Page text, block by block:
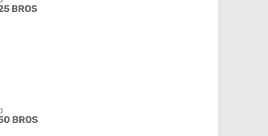
BROS
BROS